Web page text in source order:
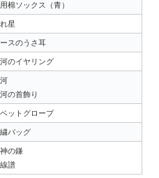
棉ソックス（青）
星
スのうさ耳
のイヤリング
の首飾り
ベットグローブ
バッグ
の鎌
譜